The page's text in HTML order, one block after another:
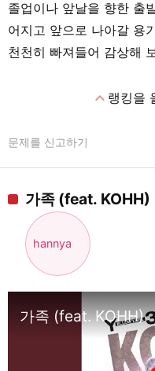
졸업이나 앞날을 향한 출
어지고 앞으로 나아갈 용
천천히 빠져들어 감상해
expand_less랭킹을
문제를 신고하기
가족 (feat. KOHH)
hannya
가족 (feat. KOHH)